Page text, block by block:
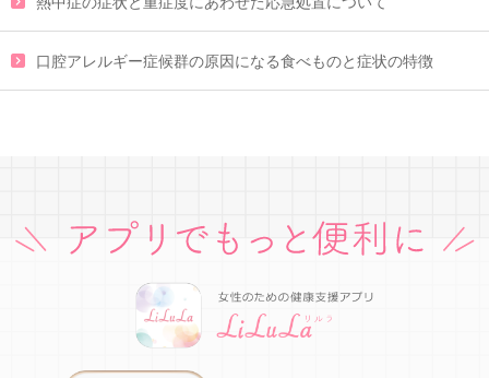
口腔アレルギー症候群の原因になる食べものと症状の特徴